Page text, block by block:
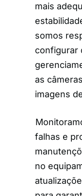
mais
somos
configurar
as
imagens
falhas e
no